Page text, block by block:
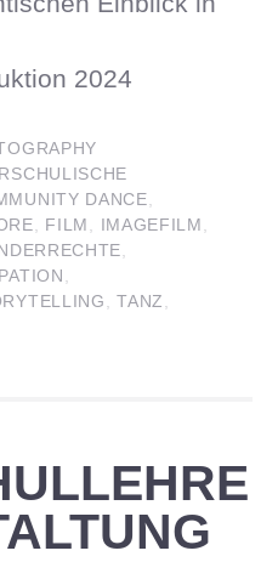
2024
L
DANCE
FILM IMAGEFILM
,TANZ